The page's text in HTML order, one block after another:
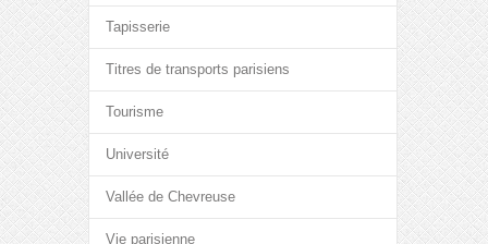
Tapisserie
Titres de transports parisiens
Tourisme
Université
Vallée de Chevreuse
Vie parisienne